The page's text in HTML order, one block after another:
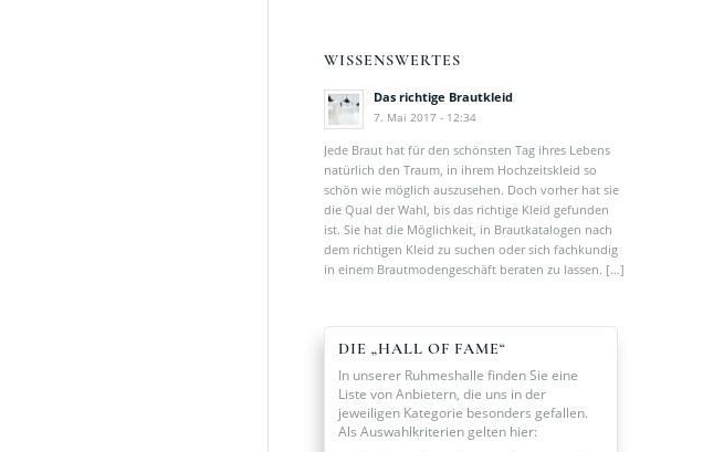
WISSENSWERTES
Das richtige Brautkleid
7. Mai 2017 - 12:34
Jede Braut hat für den schönsten Tag ihres Lebens
natürlich den Traum, in ihrem Hochzeitskleid so
schön wie möglich auszusehen. Doch vorher hat sie
die Qual der Wahl, bis das richtige Kleid gefunden
ist. Sie hat die Möglichkeit, in Brautkatalogen nach
dem richtigen Kleid zu suchen oder sich fachkundig
in einem Brautmodengeschäft beraten zu lassen. […]
DIE „HALL OF FAME“
In unserer Ruhmeshalle finden Sie eine
Liste von Anbietern, die uns in der
jeweiligen Kategorie besonders gefallen.
Als Auswahlkriterien gelten hier: